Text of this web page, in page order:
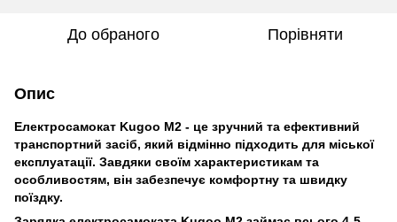
До обраного Порівняти
Опис
Електросамокат Kugoo M2 - це зручний та ефективний
транспортний засіб, який відмінно підходить для міської
експлуатації. Завдяки своїм характеристикам та
особливостям, він забезпечує комфортну та швидку
поїздку.